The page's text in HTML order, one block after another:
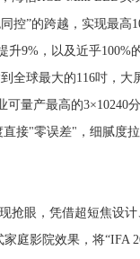
控”的跨越，实现最高
升9%，以及近乎100%
全球最大的116吋，大
量产最高的3×10240
直接"零误差"，细腻度
眼，凭借超短焦设计
庭影院效果，将“IFA